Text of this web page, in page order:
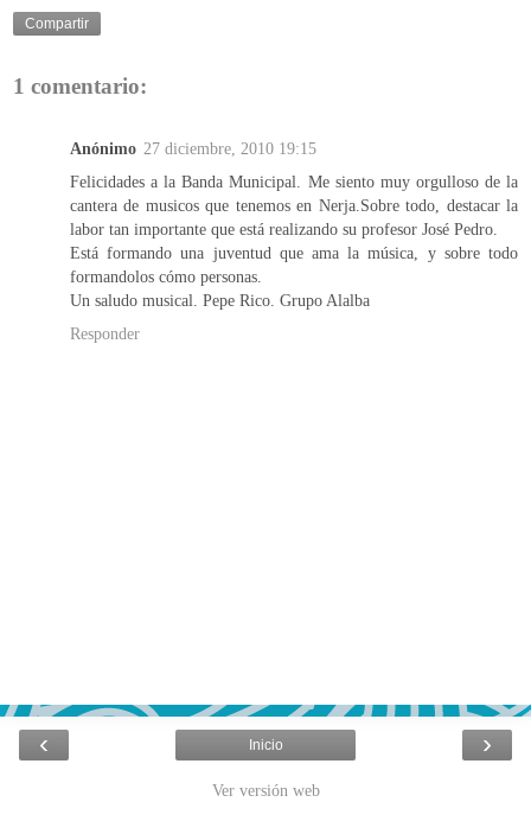
Compartir
1 comentario:
Anónimo 27 diciembre, 2010 19:15
Felicidades a la Banda Municipal. Me siento muy orgulloso de la
cantera de musicos que tenemos en Nerja.Sobre todo, destacar la
labor tan importante que está realizando su profesor José Pedro.
Está formando una juventud que ama la música, y sobre todo
formandolos cómo personas.
Un saludo musical. Pepe Rico. Grupo Alalba
Responder
‹ ›
Inicio
Ver versión web